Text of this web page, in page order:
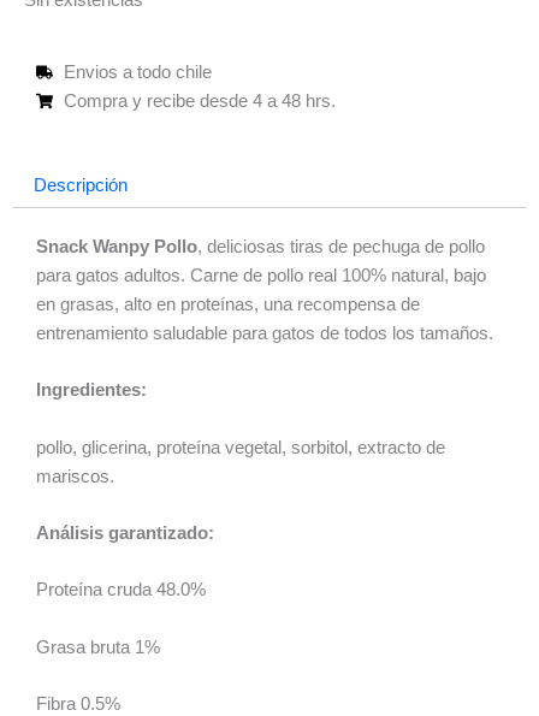
Envios a todo chile
Compra y recibe desde 4 a 48 hrs.
Descripción
Snack Wanpy Pollo, deliciosas tiras de pechuga de pollo
para gatos adultos. Carne de pollo real 100% natural, bajo
en grasas, alto en proteínas, una recompensa de
entrenamiento saludable para gatos de todos los tamaños.
Ingredientes:
pollo, glicerina, proteína vegetal, sorbitol, extracto de
mariscos.
Análisis garantizado:
Proteína cruda 48.0%
Grasa bruta 1%
Fibra 0.5%